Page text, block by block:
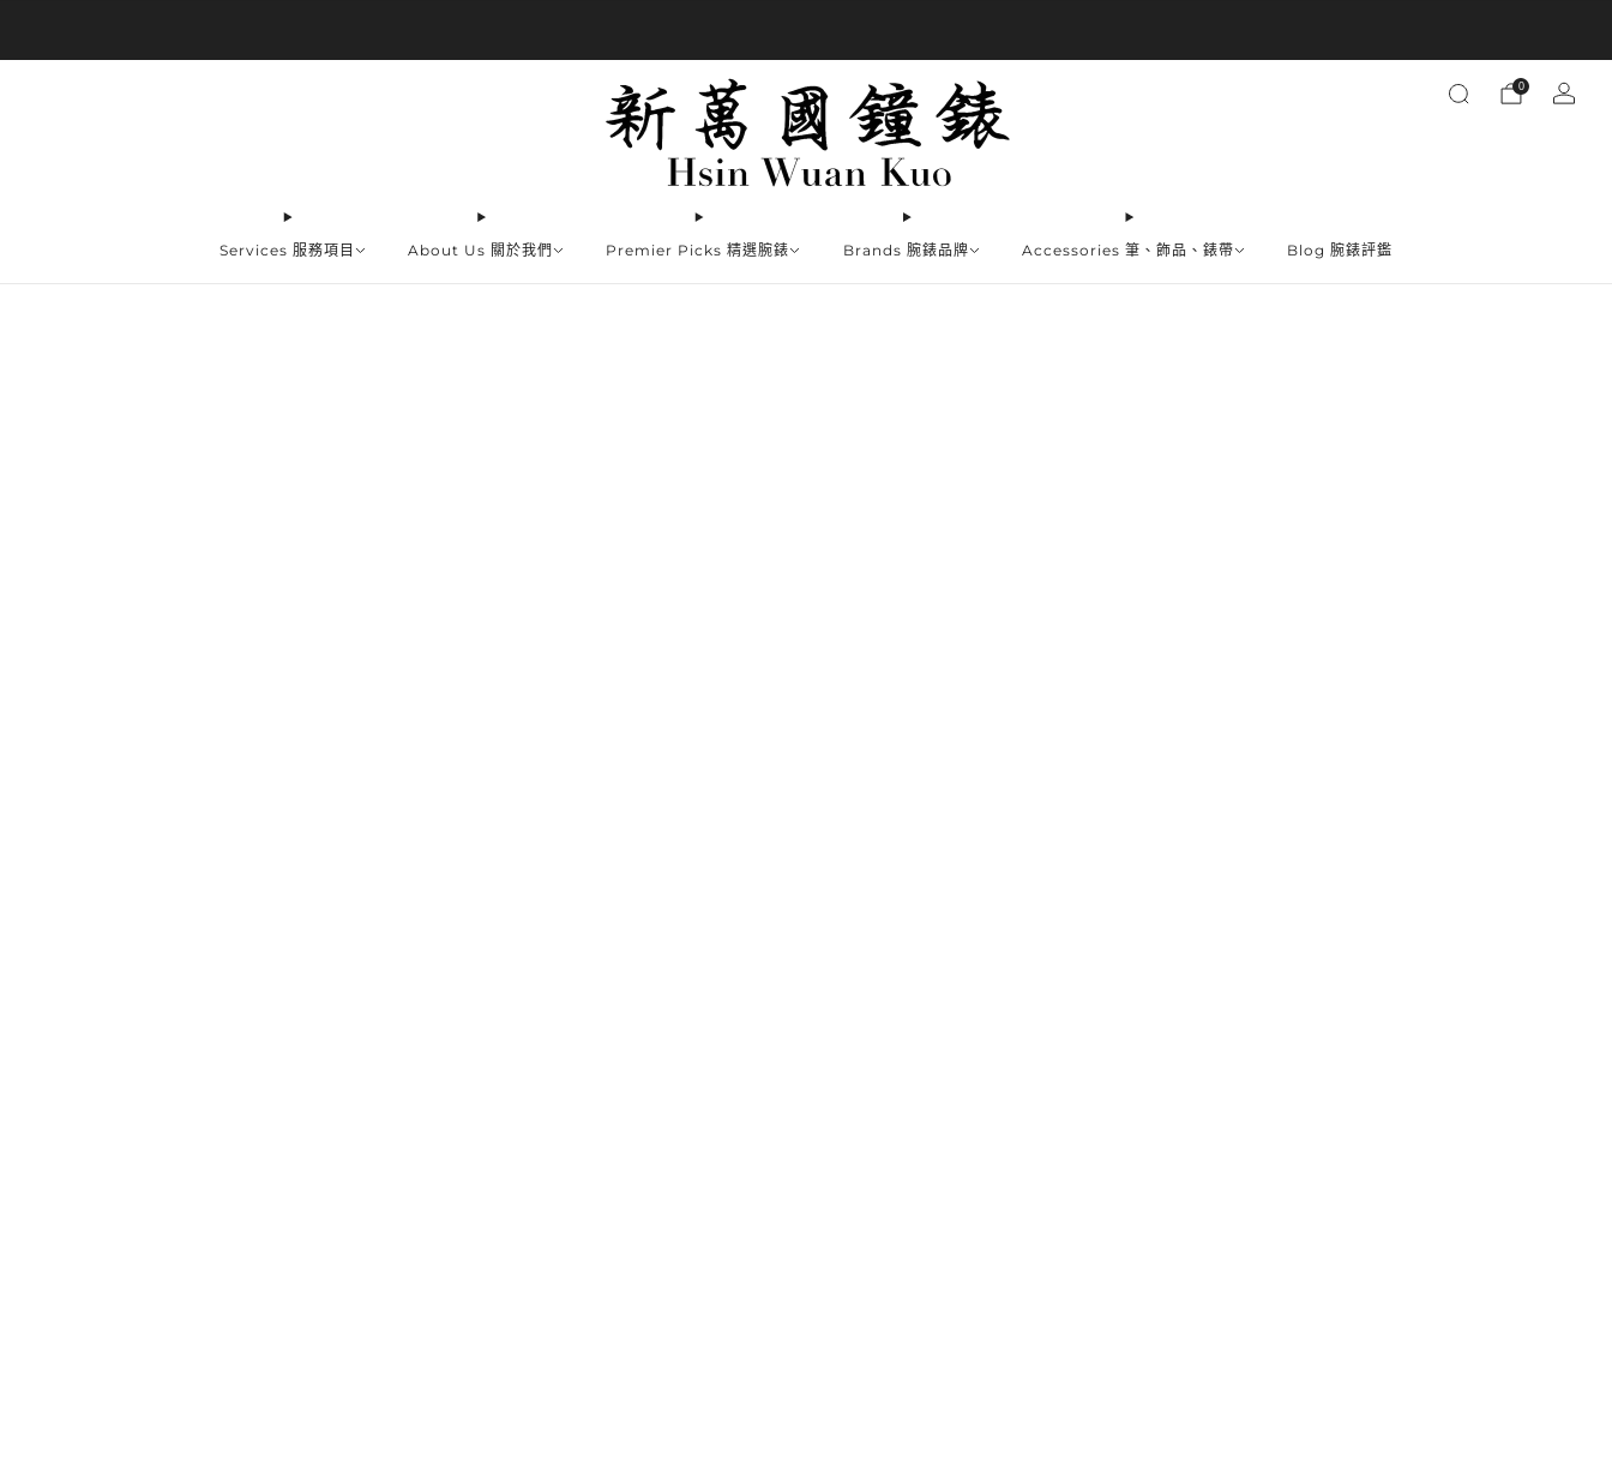
Services 服務項目 About Us 關於我們 Premier Picks 精選腕錶 Brands 腕錶品牌 Accessories 筆、飾品、錶帶 Blog 腕錶評鑑
0